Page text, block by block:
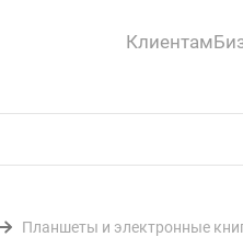
Клиентам
Планшеты и электронные